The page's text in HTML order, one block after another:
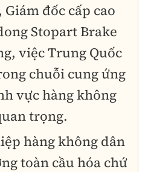
đốc cấp cao
Stopart Brake
việc Trung Quốc
chuỗi cung ứng
vực hàng không
trọng.
hàng không dân
toàn cầu hóa chứ